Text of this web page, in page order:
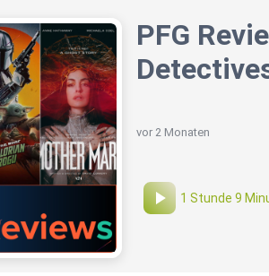
PFG
vor 2 Monaten
1 Stunde 9